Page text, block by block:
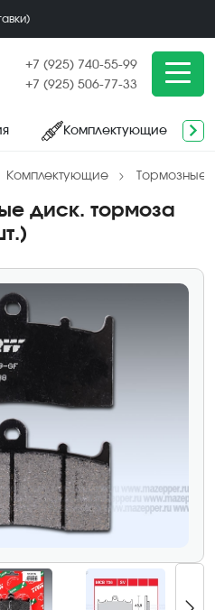
)
+7 (925) 740-55-99
+7 (925) 506-77-33
Комплектующие
Комплектующие Тормозные
диск. тормоза